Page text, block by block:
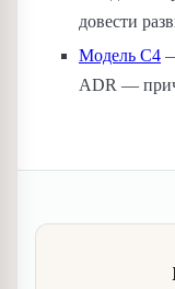
довести
Модель C4
ADR —